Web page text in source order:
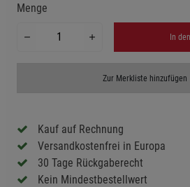
Menge
In
Zur Merkliste hinzufügen
Kauf auf Rechnung
Versandkostenfrei in Europa
30 Tage Rückgaberecht
Kein Mindestbestellwert